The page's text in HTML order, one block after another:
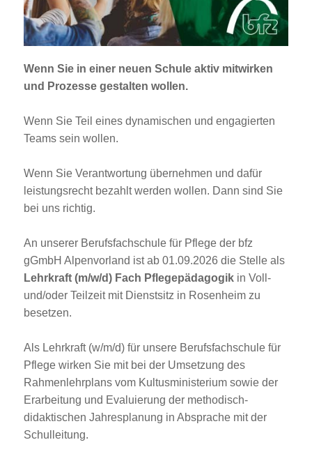
Jobportal
Presse und Medien
bbw e. V.
Karriere
Presse
News Archiv
Wenn Sie in einer neuen Schule aktiv mitwirken
und Prozesse gestalten wollen.
Wenn Sie Teil eines dynamischen und engagierten
Teams sein wollen.
Wenn Sie Verantwortung übernehmen und dafür
leistungsrecht bezahlt werden wollen. Dann sind Sie
bei uns richtig.
An unserer Berufsfachschule für Pflege der bfz
gGmbH Alpenvorland ist ab 01.09.2026 die Stelle als
Lehrkraft (m/w/d) Fach Pflegepädagogik in Voll-
und/oder Teilzeit mit Dienstsitz in Rosenheim zu
besetzen.
Als Lehrkraft (w/m/d) für unsere Berufsfachschule für
Pflege wirken Sie mit bei der Umsetzung des
Rahmenlehrplans vom Kultusministerium sowie der
Erarbeitung und Evaluierung der methodisch-
didaktischen Jahresplanung in Absprache mit der
Schulleitung.